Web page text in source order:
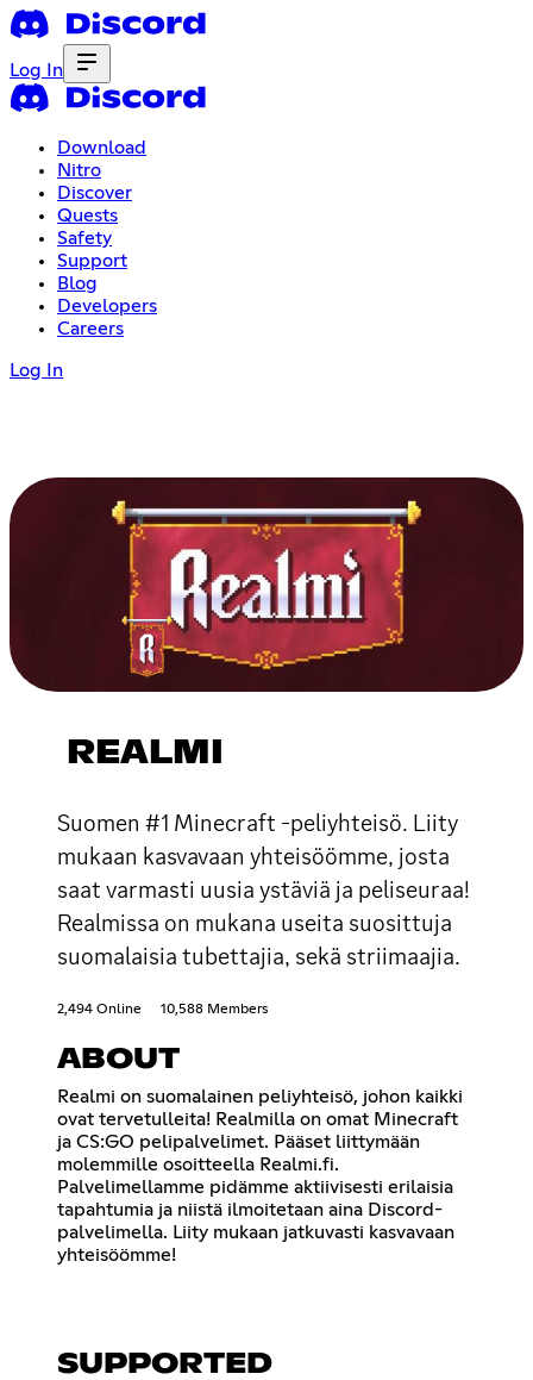
Log In
Download
Nitro
Discover
Quests
Safety
Support
Blog
Developers
Careers
Log In
REALMI
Suomen #1 Minecraft -peliyhteisö. Liity
mukaan kasvavaan yhteisöömme, josta
saat varmasti uusia ystäviä ja peliseuraa!
Realmissa on mukana useita suosittuja
suomalaisia tubettajia, sekä striimaajia.
2,494 Online 10,588 Members
ABOUT
Realmi on suomalainen peliyhteisö, johon kaikki
ovat tervetulleita! Realmilla on omat Minecraft
ja CS:GO pelipalvelimet. Pääset liittymään
molemmille osoitteella Realmi.fi.
Palvelimellamme pidämme aktiivisesti erilaisia
tapahtumia ja niistä ilmoitetaan aina Discord-
palvelimella. Liity mukaan jatkuvasti kasvavaan
yhteisöömme!
SUPPORTED